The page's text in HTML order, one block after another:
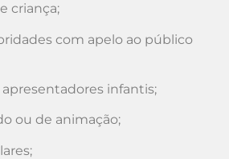
criança;
com apelo ao público
infantis;
ou de animação;